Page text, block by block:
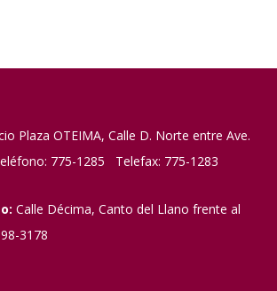
Plaza OTEIMA, Calle D. Norte entre Ave.
775-1285 Telefax: 775-1283
Calle Décima, Canto del Llano frente al
3178